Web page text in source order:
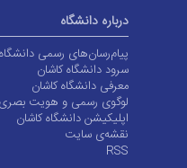
درباره دانشگاه
پیام‌رسان‌های رسمی
سرود دانشگاه کاشان
معرفی دانشگاه کاشان
لوگوی رسمی و هویت بصری
اپلیکیشن دانشگاه کاشان
نقشه‌ی سایت
RSS